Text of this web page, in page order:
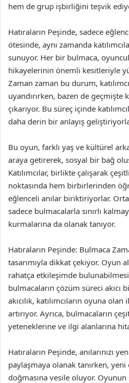
hem de grup işbirliğini teşvik
Hatıraların Peşinde, sadece
ötesinde, aynı zamanda
sunuyor. Her bir bulmaca,
hikayelerinin önemli kesitleriyle
Zaman zaman bu durum,
uyandırırken, bazen de geçmişte
çıkarıyor. Bu süreç içinde
daha derin bir anlayış
Bu oyun, farklı yaş ve kültürel
araya getirerek, sosyal bir bağ
Katılımcılar, birlikte çalışarak
noktasında hem birbirlerinden
eğlenceli anılar biriktiriyorlar.
sadece bulmacalarla sınırlı
kurmalarına da olanak tanıyor.
Hatıraların Peşinde: Bulmaca
tasarımıyla dikkat çekiyor. Oyun
rahatça etkileşimde
bulmacaların çözüm süreci akıcı
akıcılık, katılımcıların oyuna
artırıyor. Ayrıca, bulmacaların
yeteneklerine ve ilgi alanlarına
Hatıraların Peşinde, anılarınızı
paylaşmaya olanak tanırken, yeni
doğmasına vesile oluyor. Oyunun